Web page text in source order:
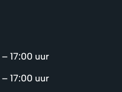
17:00 uur
17:00 uur